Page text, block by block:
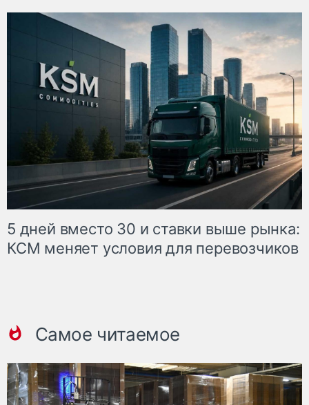
5 дней вместо 30 и ставки выше рынка:
КСМ меняет условия для перевозчиков
Самое читаемое